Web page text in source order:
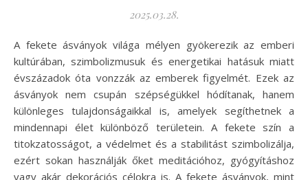
2025.03.28.
A fekete ásványok világa mélyen gyökerezik az emberi
kultúrában, szimbolizmusuk és energetikai hatásuk miatt
évszázadok óta vonzzák az emberek figyelmét. Ezek az
ásványok nem csupán szépségükkel hódítanak, hanem
különleges tulajdonságaikkal is, amelyek segíthetnek a
mindennapi élet különböző területein. A fekete szín a
titokzatosságot, a védelmet és a stabilitást szimbolizálja,
ezért sokan használják őket meditációhoz, gyógyításhoz
vagy akár dekorációs célokra is. A fekete ásványok, mint